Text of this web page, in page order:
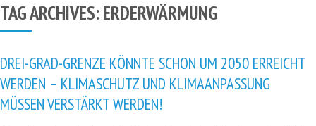
TAG ARCHIVES:ERDERWÄRMUNG
DREI-GRAD-GRENZE KÖNNTE SCHON UM 2050 ERREICHT
WERDEN – KLIMASCHUTZ UND KLIMAANPASSUNG
MÜSSEN VERSTÄRKT WERDEN!